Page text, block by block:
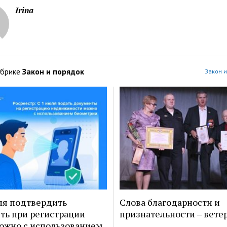
Irina
Закон и порядок Закон
подтвердить
при регистрации
Слова благодарности и
признательности –